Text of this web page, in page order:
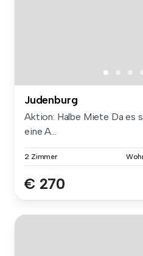
Judenburg
Aktion: Halbe Miete Da es
eine A...
2 Zimmer
€ 270